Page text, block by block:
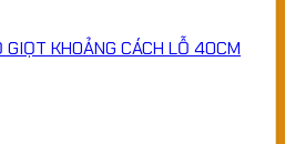
GIỌT KHOẢNG CÁCH LỖ 40CM